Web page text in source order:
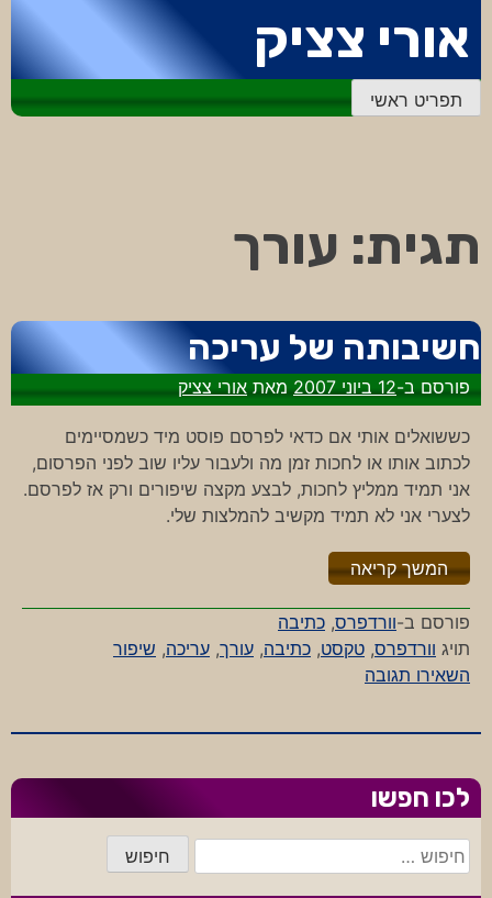
לתוכן
אורי צציק
תפריט ראשי
תגית: עורך
חשיבותה של עריכה
פורסם ב-12 ביוני 2007 מאתאורי צציק
כששואלים אותי אם כדאי לפרסם פוסט מיד כשמסיימים
לכתוב אותו או לחכות זמן מה ולעבור עליו שוב לפני הפרסום,
אני תמיד ממליץ לחכות, לבצע מקצה שיפורים ורק אז לפרסם.
לצערי אני לא תמיד מקשיב להמלצות שלי.
המשך קריאה"%s"
פורסם ב-וורדפרס, כתיבה
תויג וורדפרס, טקסט, כתיבה, עורך, עריכה, שיפור
השאירו תגובה
של
לכו חפשו
חיפוש: